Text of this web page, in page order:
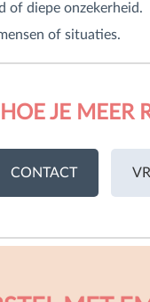
of diepe onzekerheid.
of situaties.
JE MEER
CONTACT